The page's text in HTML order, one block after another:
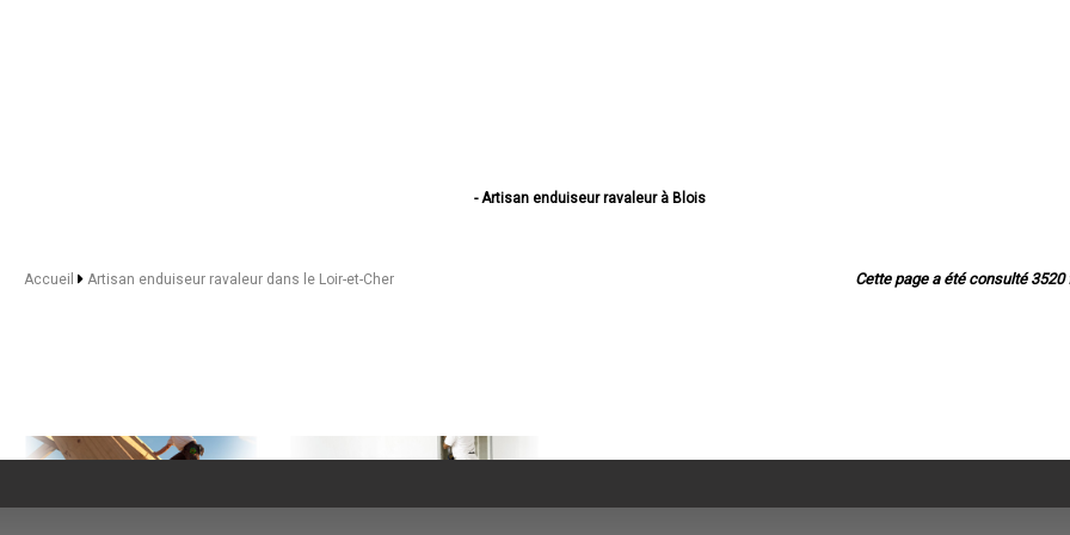
- Artisan enduiseur ravaleur à Blois
- Artisan enduiseur ravaleur à Saint-Ouen
- Artisan enduiseur ravaleur à Montrichard
Cette page a été consulté 3520
Accueil Artisan enduiseur ravaleur dans le Loir-et-Cher